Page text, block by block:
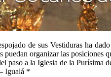
de sus Vestiduras ha
puedan organizar las posiciones
paso a la Iglesia de la Purísima
Igualá *